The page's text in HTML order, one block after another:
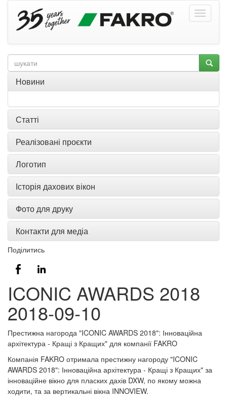
Новини
Статті
Реалізовані проєкти
Логотип
Історія дахових вікон
Фото для друку
Контакти для медіа
Поділитись
ICONIC AWARDS 2018
2018-09-10
Престижна нагорода "ICONIC AWARDS 2018": Інноваційна
архітектура - Кращі з Кращих" для компанії FAKRO
Компанія FAKRO отримала престижну нагороду "ICONIC
AWARDS 2018": Інноваційна архітектура - Кращі з Кращих" за
інноваційне вікно для пласких дахів DXW, по якому можна
ходити, та за вертикальні вікна INNOVIEW.